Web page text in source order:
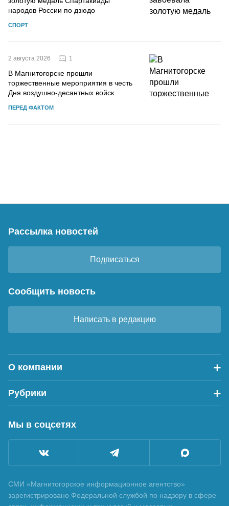
народов России по дзюдо
СПОРТ
2 августа 2026 1
В Магнитогорске прошли
торжественные мероприятия в честь
Дня воздушно-десантных войск
ПЕРЕД ФАКТОМ
Рассылка новостей
Подписаться
Сообщить новость
Написать в редакцию
О компании
Рубрики
Мы в соцсетях
СМИ «Магнитогорское информационное агентство»
зарегистрировано Федеральной службой по надзору в сфере